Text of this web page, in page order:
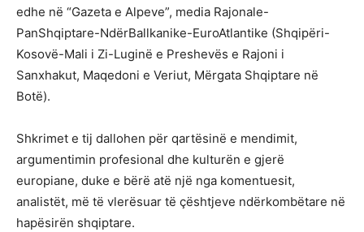
edhe në “Gazeta e Alpeve”, media Rajonale-
PanShqiptare-NdërBallkanike-EuroAtlantike (Shqipëri-
Kosovë-Mali i Zi-Luginë e Preshevës e Rajoni i
Sanxhakut, Maqedoni e Veriut, Mërgata Shqiptare në
Botë).
Shkrimet e tij dallohen për qartësinë e mendimit,
argumentimin profesional dhe kulturën e gjerë
europiane, duke e bërë atë një nga komentuesit,
analistët, më të vlerësuar të çështjeve ndërkombëtare në
hapësirën shqiptare.